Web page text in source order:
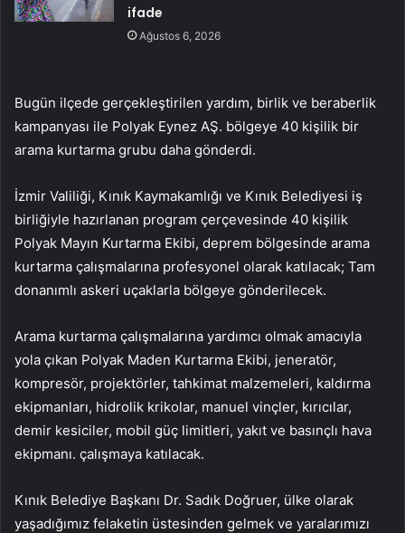
ifade
Ağustos 6, 2026
Bugün ilçede gerçekleştirilen yardım, birlik ve beraberlik
kampanyası ile Polyak Eynez AŞ. bölgeye 40 kişilik bir
arama kurtarma grubu daha gönderdi.
İzmir Valiliği, Kınık Kaymakamlığı ve Kınık Belediyesi iş
birliğiyle hazırlanan program çerçevesinde 40 kişilik
Polyak Mayın Kurtarma Ekibi, deprem bölgesinde arama
kurtarma çalışmalarına profesyonel olarak katılacak; Tam
donanımlı askeri uçaklarla bölgeye gönderilecek.
Arama kurtarma çalışmalarına yardımcı olmak amacıyla
yola çıkan Polyak Maden Kurtarma Ekibi, jeneratör,
kompresör, projektörler, tahkimat malzemeleri, kaldırma
ekipmanları, hidrolik krikolar, manuel vinçler, kırıcılar,
demir kesiciler, mobil güç limitleri, yakıt ve basınçlı hava
ekipmanı. çalışmaya katılacak.
Kınık Belediye Başkanı Dr. Sadık Doğruer, ülke olarak
yaşadığımız felaketin üstesinden gelmek ve yaralarımızı